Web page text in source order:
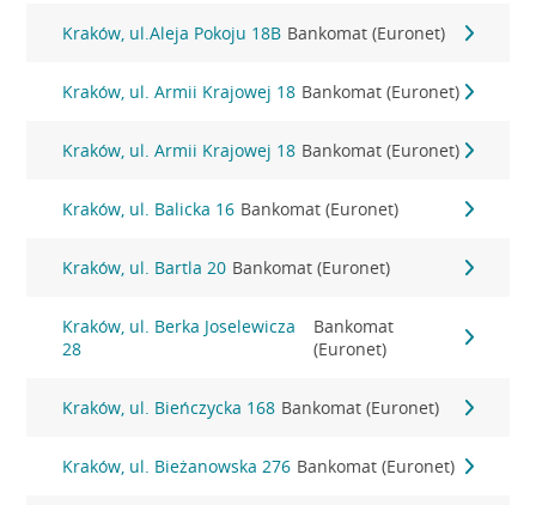
Kraków, ul.Aleja Pokoju 18B Bankomat (Euronet)
Kraków, ul. Armii Krajowej 18 Bankomat (Euronet)
Kraków, ul. Armii Krajowej 18 Bankomat (Euronet)
Kraków, ul. Balicka 16 Bankomat (Euronet)
Kraków, ul. Bartla 20 Bankomat (Euronet)
Kraków, ul. Berka Joselewicza
28
Bankomat
(Euronet)
Kraków, ul. Bieńczycka 168 Bankomat (Euronet)
Kraków, ul. Bieżanowska 276 Bankomat (Euronet)